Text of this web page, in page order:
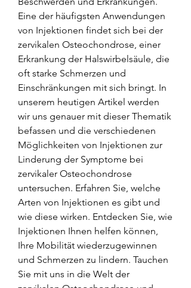
Eine der häufigsten Anwendungen
von Injektionen findet sich bei der
zervikalen Osteochondrose, einer
Erkrankung der Halswirbelsäule, die
oft starke Schmerzen und
Einschränkungen mit sich bringt. In
unserem heutigen Artikel werden
wir uns genauer mit dieser Thematik
befassen und die verschiedenen
Möglichkeiten von Injektionen zur
Linderung der Symptome bei
zervikaler Osteochondrose
untersuchen. Erfahren Sie, welche
Arten von Injektionen es gibt und
wie diese wirken. Entdecken Sie, wie
Injektionen Ihnen helfen können,
Ihre Mobilität wiederzugewinnen
und Schmerzen zu lindern. Tauchen
Sie mit uns in die Welt der